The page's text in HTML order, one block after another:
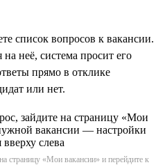
список вопросов к вакансии.
на неё, система просит его
прямо в отклике
или нет.
страницу «Мои вакансии» и перейдите к